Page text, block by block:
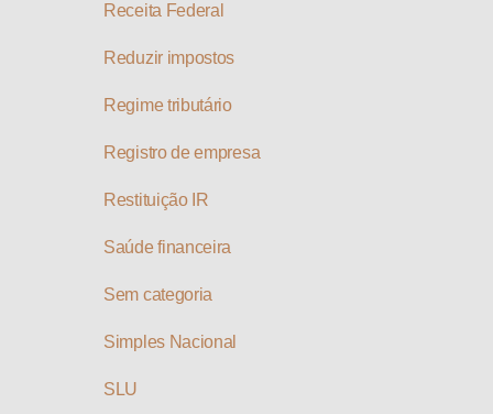
Receita Federal
Reduzir impostos
Regime tributário
Registro de empresa
Restituição IR
Saúde financeira
Sem categoria
Simples Nacional
SLU